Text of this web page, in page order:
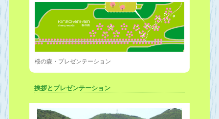
桜の森・プレゼンテーション
挨拶とプレゼンテーション